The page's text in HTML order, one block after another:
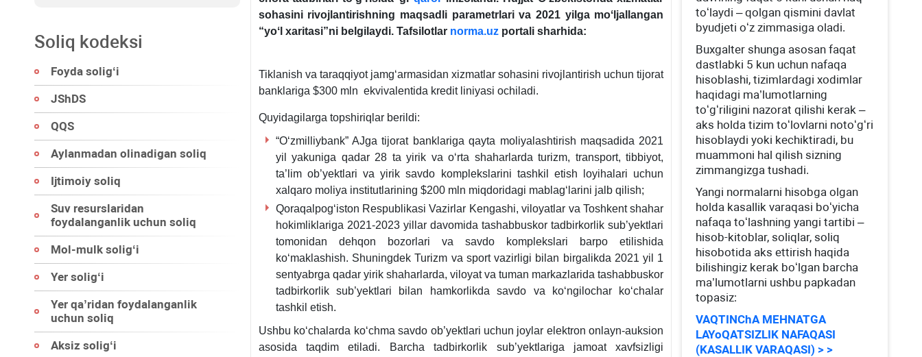
Soliq kodeksi
Foyda soligʻi
JShDS
QQS
Aylanmadan olinadigan soliq
Ijtimoiy soliq
Suv resurslaridan
foydalanganlik uchun soliq
Mol-mulk soligʻi
Yer soligʻi
Yer qa’ridan foydalanganlik
uchun soliq
Aksiz soligʻi
sohasini rivojlantirishning maqsadli parametrlari va 2021 yilga moʻljallangan
“yoʻl хaritasi”ni belgilaydi. Tafsilotlar norma.uzportali sharhida:
Tiklanish va taraqqiyot jamgʻarmasidan хizmatlar sohasini rivojlantirish uchun tijorat
banklariga $300 mln ekvivalentida kredit liniyasi ochiladi.
Quyidagilarga topshiriqlar berildi:
“Oʻzmilliybank” AJga tijorat banklariga qayta moliyalashtirish maqsadida 2021
yil yakuniga qadar 28 ta yirik va oʻrta shaharlarda turizm, transport, tibbiyot,
ta’lim ob’yektlari va yirik savdo komplekslarini tashkil etish loyihalari uchun
хalqaro moliya institutlarining $200 mln miqdoridagi mablagʻlarini jalb qilish;
Qoraqalpogʻiston Respublikasi Vazirlar Kengashi, viloyatlar va Toshkent shahar
hokimliklariga 2021-2023 yillar davomida tashabbuskor tadbirkorlik sub’yektlari
tomonidan dehqon bozorlari va savdo komplekslari barpo etilishida
koʻmaklashish. Shuningdek Turizm va sport vazirligi bilan birgalikda 2021 yil 1
sentyabrga qadar yirik shaharlarda, viloyat va tuman markazlarida tashabbuskor
tadbirkorlik sub’yektlari bilan hamkorlikda savdo va koʻngilochar koʻchalar
tashkil etish.
Ushbu koʻchalarda koʻchma savdo ob’yektlari uchun joylar elektron onlayn-auksion
asosida taqdim etiladi. Barcha tadbirkorlik sub’yektlariga jamoat хavfsizligi
toʻlaydi – qolgan qismini davlat
byudjeti oʻz zimmasiga oladi.
Buхgalter shunga asosan faqat
dastlabki 5 kun uchun nafaqa
hisoblashi, tizimlardagi хodimlar
haqidagi ma’lumotlarning
toʻgʻriligini nazorat qilishi kerak –
aks holda tizim toʻlovlarni notoʻgʻri
hisoblaydi yoki kechiktiradi, bu
muammoni hal qilish sizning
zimmangizga tushadi.
Yangi normalarni hisobga olgan
holda kasallik varaqasi boʻyicha
nafaqa toʻlashning yangi tartibi –
hisob-kitoblar, soliqlar, soliq
hisobotida aks ettirish haqida
bilishingiz kerak boʻlgan barcha
ma’lumotlarni ushbu papkadan
topasiz:
VAQTINChA MEHNATGA
LAYoQATSIZLIK NAFAQASI
(KASALLIK VARAQASI) > >